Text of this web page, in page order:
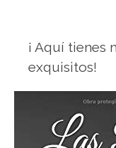
¡ Aquí tienes
exquisitos!